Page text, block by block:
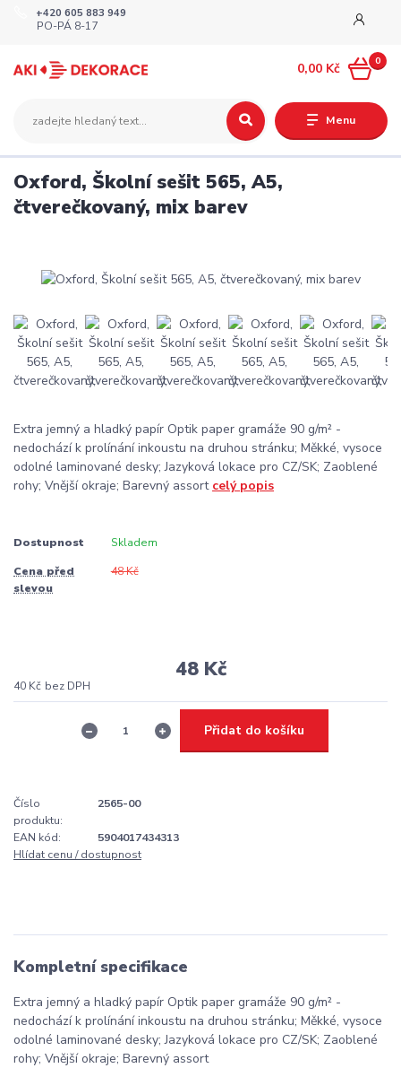
Menu
+420 605 883 949
PO-PÁ 8-17
0
0,00 Kč
Oxford, Školní sešit 565, A5,
čtverečkovaný, mix barev
Extra jemný a hladký papír Optik paper gramáže 90 g/m² -
nedochází k prolínání inkoustu na druhou stránku; Měkké, vysoce
odolné laminované desky; Jazyková lokace pro CZ/SK; Zaoblené
rohy; Vnější okraje; Barevný assort celý popis
Dostupnost Skladem
Cena před
slevou
48 Kč
48 Kč
40 Kč bez DPH
Přidat do košíku
Číslo
produktu:
2565-00
EAN kód:
5904017434313
Hlídat cenu / dostupnost
Kompletní specifikace
Extra jemný a hladký papír Optik paper gramáže 90 g/m² -
nedochází k prolínání inkoustu na druhou stránku; Měkké, vysoce
odolné laminované desky; Jazyková lokace pro CZ/SK; Zaoblené
rohy; Vnější okraje; Barevný assort